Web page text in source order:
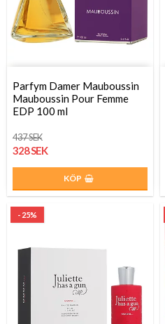
Parfym Damer Mauboussin
Mauboussin Pour Femme
EDP 100 ml
437 SEK
328 SEK
KÖP
- 25%